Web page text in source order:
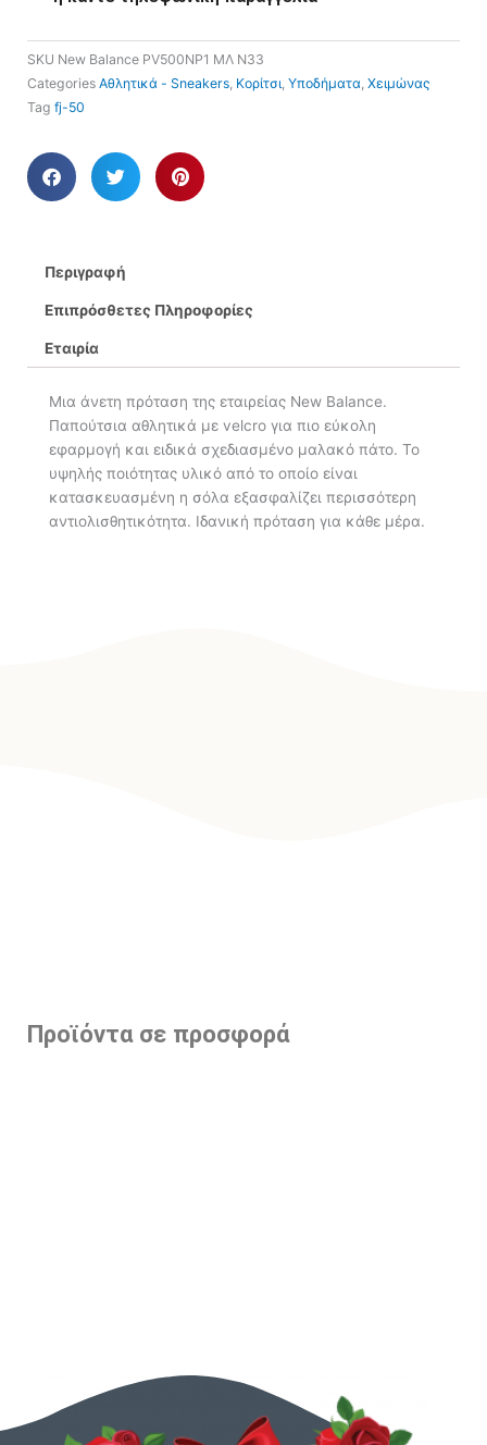
SKU New Balance PV500NP1 ΜΛ Ν33
Categories Αθλητικά - Sneakers Κορίτσι Υποδήματα Χειμώνας
Tag fj-50
Περιγραφή
Επιπρόσθετες Πληροφορίες
Εταιρία
Μια άνετη πρόταση της εταιρείας New Balance.
Παπούτσια αθλητικά με velcro για πιο εύκολη
εφαρμογή και ειδικά σχεδιασμένο μαλακό πάτο. Το
υψηλής ποιότητας υλικό από το οποίο είναι
κατασκευασμένη η σόλα εξασφαλίζει περισσότερη
αντιολισθητικότητα. Ιδανική πρόταση για κάθε μέρα.
Προϊόντα σε προσφορά